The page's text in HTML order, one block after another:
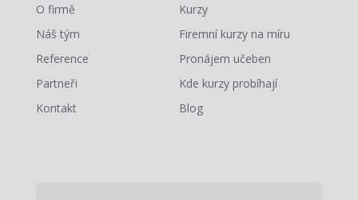
O firmě
Náš tým
Reference
Partneři
Kontakt
Kurzy
Firemní kurzy na míru
Pronájem učeben
Kde kurzy probíhají
Blog